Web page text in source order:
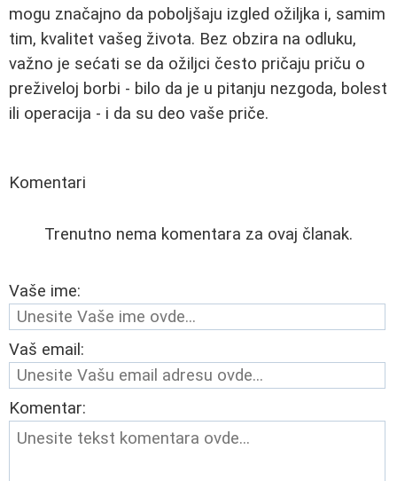
mogu značajno da poboljšaju izgled ožiljka i, samim
tim, kvalitet vašeg života. Bez obzira na odluku,
važno je sećati se da ožiljci često pričaju priču o
preživeloj borbi - bilo da je u pitanju nezgoda, bolest
ili operacija - i da su deo vaše priče.
Komentari
Trenutno nema komentara za ovaj članak.
Vaše ime:
Vaš email:
Komentar: